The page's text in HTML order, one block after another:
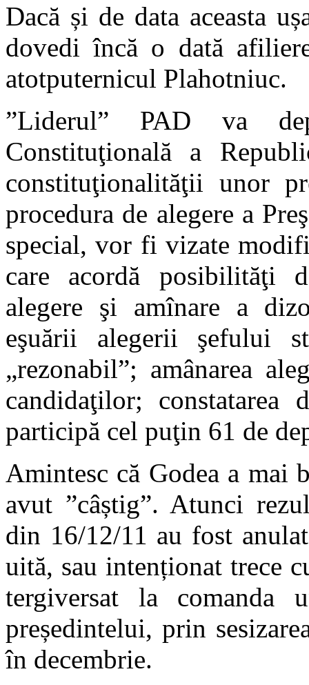
Dacă și de data aceasta
dovedi încă o dată
atotputernicul Plahotniuc.
”Liderul” PAD va
Constituţională a
constituţionalităţii unor
procedura de alegere a
special, vor fi vizate
care acordă posibilităţi
alegere şi amînare a
eşuării alegerii şefului
„rezonabil”; amânarea
candidaţilor; constatarea
participă cel puţin 61 de
Amintesc că Godea a mai
avut ”câștig”. Atunci
din 16/12/11 au fost
uită, sau intenționat trece
tergiversat la comanda
președintelui, prin
în decembrie.